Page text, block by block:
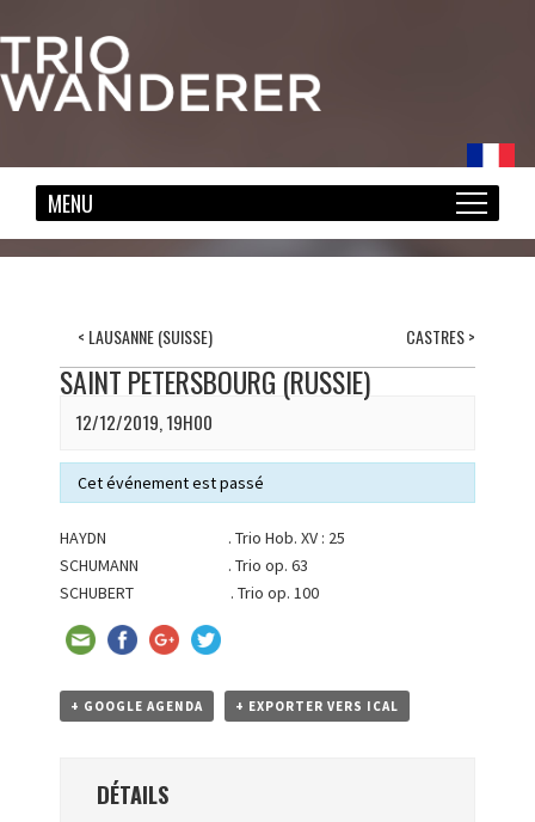
< LAUSANNE (SUISSE) CASTRES>
SAINT PETERSBOURG (RUSSIE)
12/12/2019, 19H00
Cet événement est passé
HAYDN . Trio Hob. XV : 25
SCHUMANN . Trio op. 63
SCHUBERT . Trio op. 100
+ GOOGLE AGENDA + EXPORTER VERS ICAL
DÉTAILS